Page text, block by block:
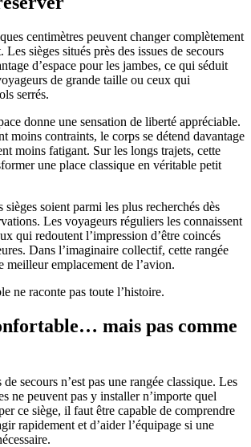
centimètres peuvent changer complètement
sièges situés près des issues de secours
d’espace pour les jambes, ce qui séduit
de grande taille ou ceux qui
serrés.
donne une sensation de liberté appréciable.
moins contraints, le corps se détend davantage
moins fatigant. Sur les longs trajets, cette
une place classique en véritable petit
sièges soient parmi les plus recherchés dès
Les voyageurs réguliers les connaissent
qui redoutent l’impression d’être coincés
Dans l’imaginaire collectif, cette rangée
meilleur emplacement de l’avion.
ne raconte pas toute l’histoire.
mais pas comme
secours n’est pas une rangée classique. Les
ne peuvent pas y installer n’importe quel
ce siège, il faut être capable de comprendre
rapidement et d’aider l’équipage si une